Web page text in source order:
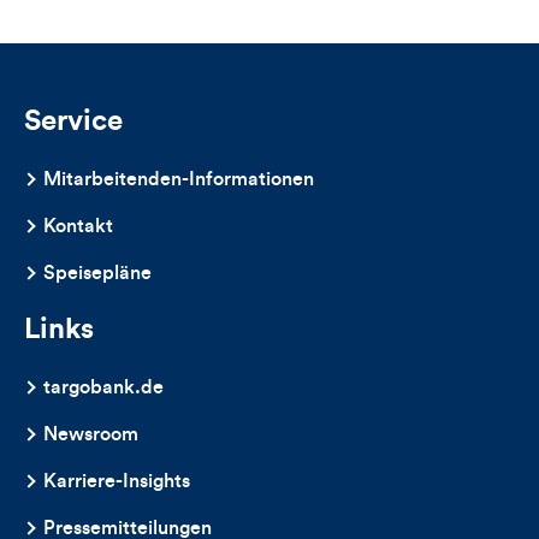
Kommentare
dieses
Artikels
Service
Mitarbeitenden-Informationen
Kontakt
Speisepläne
Links
targobank.de
Newsroom
Karriere-Insights
Pressemitteilungen